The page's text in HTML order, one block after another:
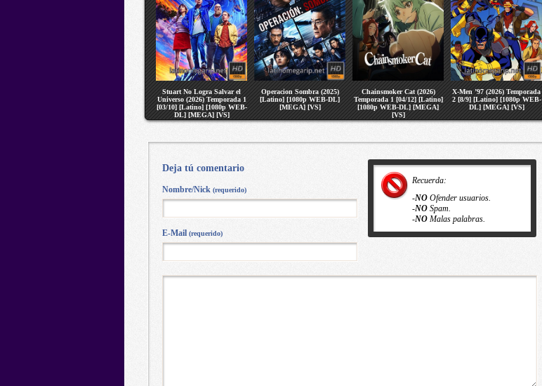
Stuart No Logra Salvar el
Universo (2026) Temporada 1
[03/10] [Latino] [1080p WEB-
DL] [MEGA] [VS]
Operacion Sombra (2025)
[Latino] [1080p WEB-DL]
[MEGA] [VS]
Chainsmoker Cat (2026)
Temporada 1 [04/12] [Latino]
[1080p WEB-DL] [MEGA]
[VS]
X-Men ’97 (2026) Temporada
2 [8/9] [Latino] [1080p WEB-
DL] [MEGA] [VS]
Recuerda:
-NO Ofender usuarios.
-NO Spam.
-NO Malas palabras.
Deja tú comentario
Nombre/Nick (requerido)
E-Mail (requerido)